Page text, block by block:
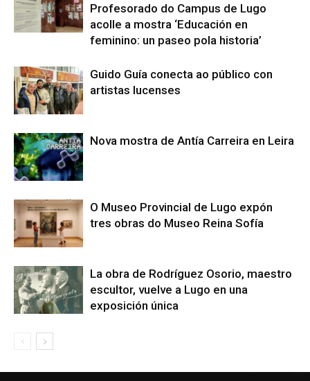
Profesorado do Campus de Lugo
acolle a mostra ‘Educación en
feminino: un paseo pola historia’
Guido Guía conecta ao público con
artistas lucenses
Nova mostra de Antía Carreira en Leira
O Museo Provincial de Lugo expón
tres obras do Museo Reina Sofía
La obra de Rodríguez Osorio, maestro
escultor, vuelve a Lugo en una
exposición única